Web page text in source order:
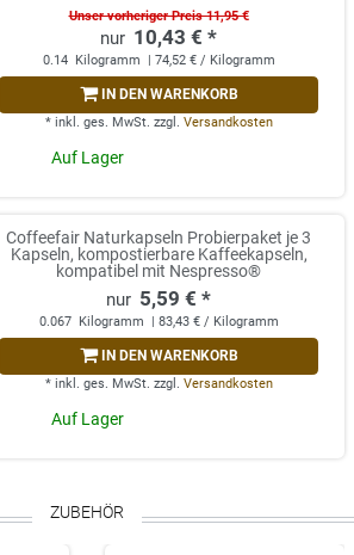
Unser vorheriger Preis 11,95 €
10,43 € *
0.14 Kilogramm | 74,52 € / Kilogramm
IN DEN WARENKORB
* inkl. ges. MwSt. zzgl. Versandkosten
Auf Lager
Coffeefair Naturkapseln Probierpaket je 3
Kapseln, kompostierbare Kaffeekapseln,
kompatibel mit Nespresso®
5,59 € *
0.067 Kilogramm | 83,43 € / Kilogramm
IN DEN WARENKORB
* inkl. ges. MwSt. zzgl. Versandkosten
Auf Lager
ZUBEHÖR